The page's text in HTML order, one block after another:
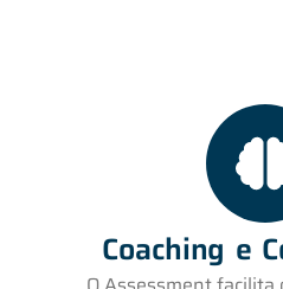
Coaching e